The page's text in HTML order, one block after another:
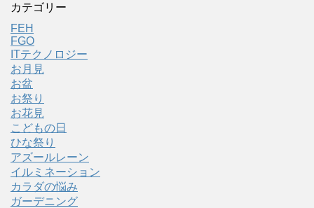
カテゴリー
FEH
FGO
ITテクノロジー
お月見
お盆
お祭り
お花見
こどもの日
ひな祭り
アズールレーン
イルミネーション
カラダの悩み
ガーデニング